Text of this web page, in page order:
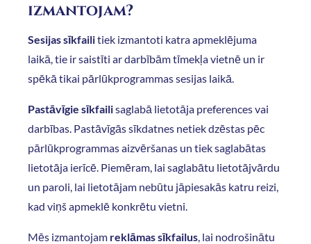
izmantojam?
Sesijas sīkfailitiek izmantoti katra apmeklējuma
laikā, tie ir saistīti ar darbībām tīmekļa vietnē un ir
spēkā tikai pārlūkprogrammas sesijas laikā.
Pastāvīgie sīkfailisaglabā lietotāja preferences vai
darbības. Pastāvīgās sīkdatnes netiek dzēstas pēc
pārlūkprogrammas aizvēršanas un tiek saglabātas
lietotāja ierīcē. Piemēram, lai saglabātu lietotājvārdu
un paroli, lai lietotājam nebūtu jāpiesakās katru reizi,
kad viņš apmeklē konkrētu vietni.
Mēs izmantojam reklāmas sīkfailus, lai nodrošinātu